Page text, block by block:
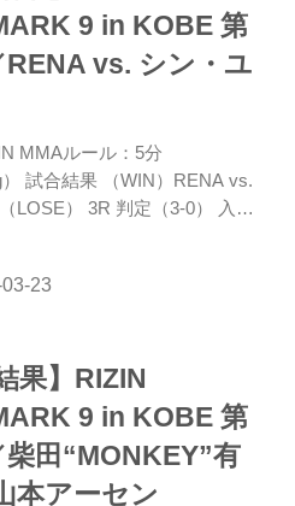
レッシャーを発し佐藤に金網を
ROUND 2 佐藤が前に出る
応してジャブを突き、打撃の
プレッシャーで佐藤を下がら
右ストレートを当てるも、佐
って...
9 in KOBE 第
RENA vs. シン・ユ
MMAルール：5分
試合結果 （WIN）RENA vs.
LOSE） 3R 判定（3-0） 入場
見。リーチでまさるユリに対
ジャブをさばいて左三日月蹴
し出血を呼ぶ。前に出たユリ
は逆に首相撲からのヒザでボ
る。 ROUND 2 ユリは相手に
る反則があり注意が出され
と、ユリのジャブにRENAは
果】RIZIN
9 in KOBE 第
柴田“MONKEY”有
本アーセン